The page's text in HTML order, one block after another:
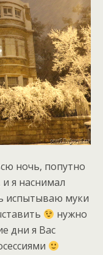
ночь, попутно
я наснимал
испытываю муки
нужно
дни я Вас